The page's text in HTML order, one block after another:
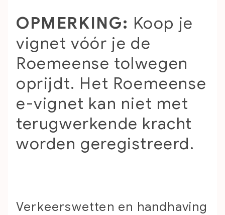
OPMERKING: Koop je
vignet vóór je de
Roemeense tolwegen
oprijdt. Het Roemeense
e-vignet kan niet met
terugwerkende kracht
worden geregistreerd.
Verkeerswetten en handhaving